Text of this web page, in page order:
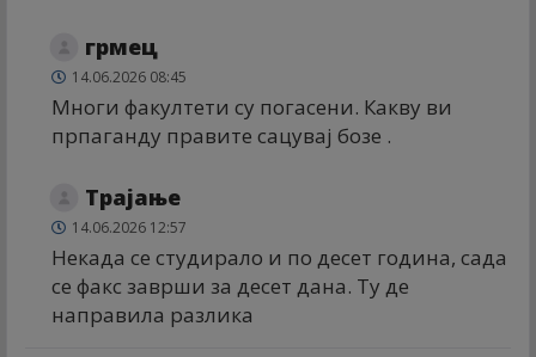
грмец
14.06.2026 08:45
Многи факултети су погасени. Какву ви
прпаганду правите сацувај бозе .
Трајање
14.06.2026 12:57
Некада се студирало и по десет година, сада
се факс заврши за десет дана. Ту де
направила разлика